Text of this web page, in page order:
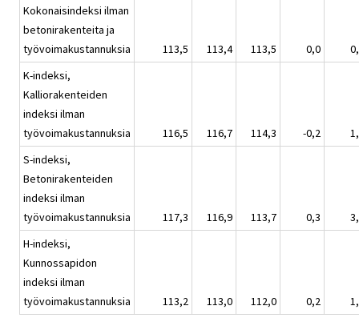
Kokonaisindeksi ilman
betonirakenteita ja
työvoimakustannuksia
113,5 113,4 113,5 0,0
K-indeksi,
Kalliorakenteiden
indeksi ilman
työvoimakustannuksia
116,5 116,7 114,3 -0,2
S-indeksi,
Betonirakenteiden
indeksi ilman
työvoimakustannuksia
117,3 116,9 113,7 0,3
H-indeksi,
Kunnossapidon
indeksi ilman
työvoimakustannuksia
113,2 113,0 112,0 0,2